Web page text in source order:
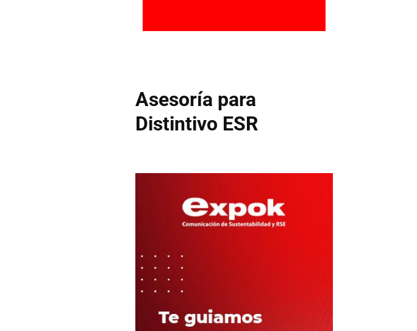
Asesoría para
Distintivo ESR